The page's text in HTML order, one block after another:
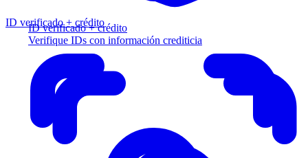
ID verificado + crédito
Verifique IDs con información crediticia
ID verificado + crédito